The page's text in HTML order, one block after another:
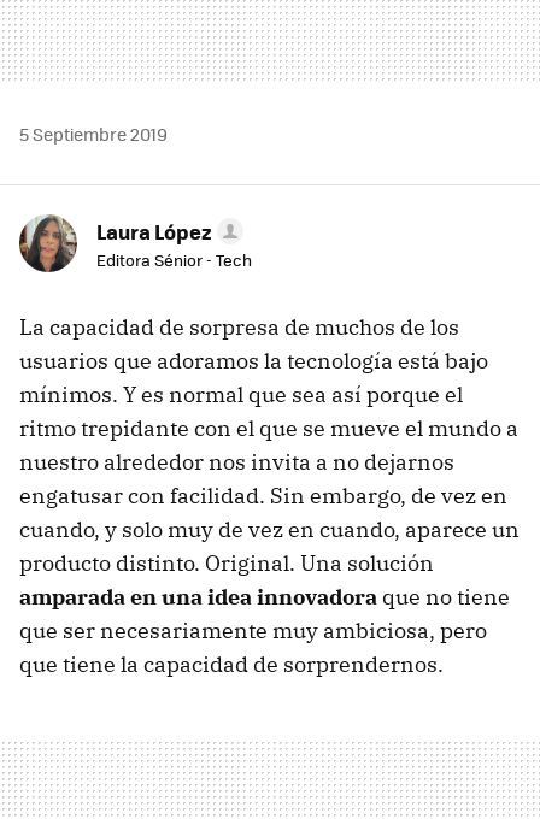
5 Septiembre 2019
Laura López
Editora Sénior - Tech
La capacidad de sorpresa de muchos de los
usuarios que adoramos la tecnología está bajo
mínimos. Y es normal que sea así porque el
ritmo trepidante con el que se mueve el mundo a
nuestro alrededor nos invita a no dejarnos
engatusar con facilidad. Sin embargo, de vez en
cuando, y solo muy de vez en cuando, aparece un
producto distinto. Original. Una solución
amparada en una idea innovadora que no tiene
que ser necesariamente muy ambiciosa, pero
que tiene la capacidad de sorprendernos.